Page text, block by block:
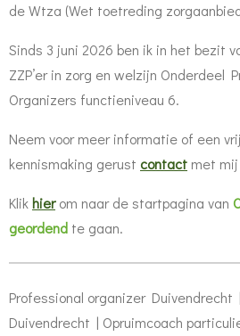
de Wtza (Wet toetreding
Sinds 3 juni 2026 ben ik in het bezit
ZZP’er in zorg en welzijn Onderdeel
Organizers functieniveau 6.
Neem voor meer informatie of een
kennismaking gerust contact met mij
Klikhier om naar de startpagina van
geordend te gaan.
Professional organizer Duivendrecht
Duivendrecht | Opruimcoach